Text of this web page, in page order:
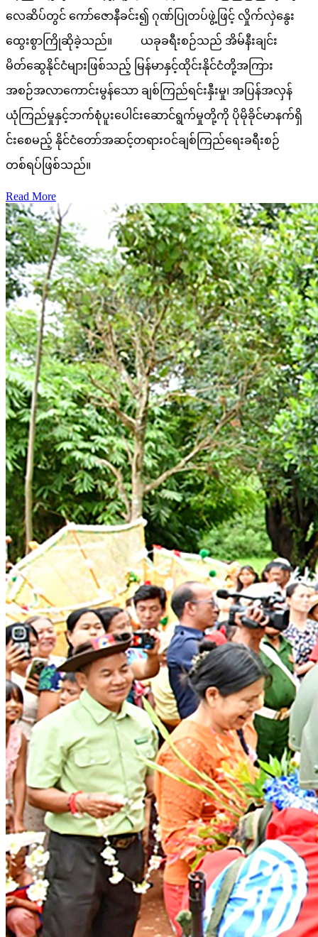
လေဆိပ်တွင် ကော်ဇောနီခင်း၍ ဂုဏ်ပြုတပ်ဖွဲ့ဖြင့် လှိုက်လှဲနွေး
ထွေးစွာကြိုဆိုခဲ့သည်။ ယခုခရီးစဉ်သည် အိမ်နီးချင်း
မိတ်ဆွေနိုင်ငံများဖြစ်သည့် မြန်မာနှင့်ထိုင်းနိုင်ငံတို့အကြား
အစဉ်အလာကောင်းမွန်သော ချစ်ကြည်ရင်းနှီးမှု၊ အပြန်အလှန်
ယုံကြည်မှုနှင့်ဘက်စုံပူးပေါင်းဆောင်ရွက်မှုတို့ကို ပိုမိုခိုင်မာနက်ရှိ
င်းစေမည့် နိုင်ငံတော်အဆင့်တရားဝင်ချစ်ကြည်ရေးခရီးစဉ်
တစ်ရပ်ဖြစ်သည်။
Read More